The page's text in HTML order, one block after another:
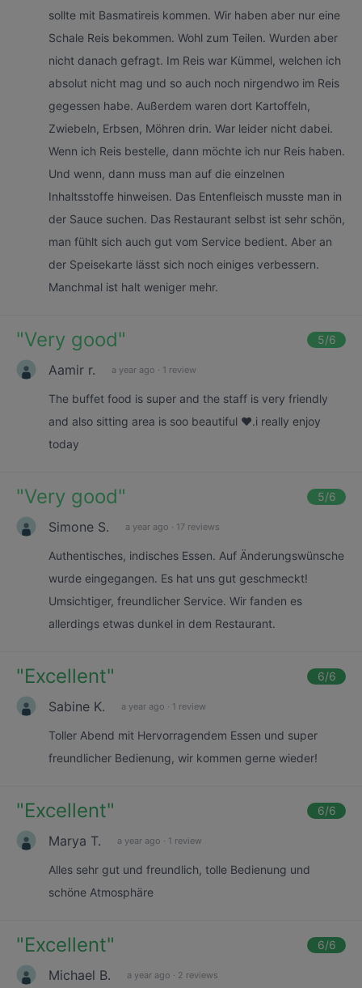
sollte mit Basmatireis kommen. Wir haben aber nur eine
Schale Reis bekommen. Wohl zum Teilen. Wurden aber
nicht danach gefragt. Im Reis war Kümmel, welchen ich
absolut nicht mag und so auch noch nirgendwo im Reis
gegessen habe. Außerdem waren dort Kartoffeln,
Zwiebeln, Erbsen, Möhren drin. War leider nicht dabei.
Wenn ich Reis bestelle, dann möchte ich nur Reis haben.
Und wenn, dann muss man auf die einzelnen
Inhaltsstoffe hinweisen. Das Entenfleisch musste man in
der Sauce suchen. Das Restaurant selbst ist sehr schön,
man fühlt sich auch gut vom Service bedient. Aber an
der Speisekarte lässt sich noch einiges verbessern.
Manchmal ist halt weniger mehr.
"Very good" 5/6
Aamir r. a year ago · 1 review
The buffet food is super and the staff is very friendly
and also sitting area is soo beautiful ❤️.i really enjoy
today
"Very good" 5/6
Simone S. a year ago · 17 reviews
Authentisches, indisches Essen. Auf Änderungswünsche
wurde eingegangen. Es hat uns gut geschmeckt!
Umsichtiger, freundlicher Service. Wir fanden es
allerdings etwas dunkel in dem Restaurant.
"Excellent" 6/6
Sabine K. a year ago · 1 review
Toller Abend mit Hervorragendem Essen und super
freundlicher Bedienung, wir kommen gerne wieder!
"Excellent" 6/6
Marya T. a year ago · 1 review
Alles sehr gut und freundlich, tolle Bedienung und
schöne Atmosphäre
"Excellent" 6/6
Michael B. a year ago · 2 reviews